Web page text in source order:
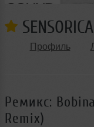
SENSORICA
Профиль
Ремикс:
Remix)